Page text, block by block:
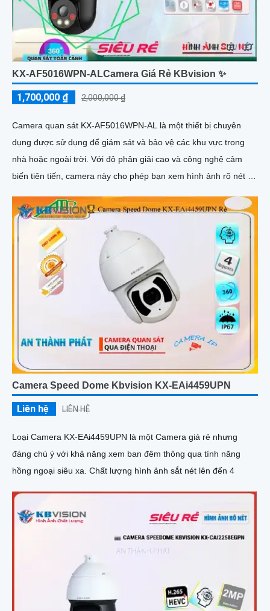
KX-AF5016WPN-ALCamera Giá Rẻ KBvision ✨
1,700,000 ₫ 2,000,000 ₫
Camera quan sát KX-AF5016WPN-AL là một thiết bị chuyên
dụng được sử dụng để giám sát và bảo vệ các khu vực trong
nhà hoặc ngoài trời. Với độ phân giải cao và công nghệ cảm
biến tiên tiến, camera này cho phép bạn xem hình ảnh rõ nét và
Camera Speed Dome Kbvision KX-EAi4459UPN
Liên hệ LIÊN HỆ
Loại Camera KX-EAi4459UPN là một Camera giá rẻ nhưng
đáng chú ý với khả năng xem ban đêm thông qua tính năng
hồng ngoại siêu xa. Chất lượng hình ảnh sắt nét lên đến 4